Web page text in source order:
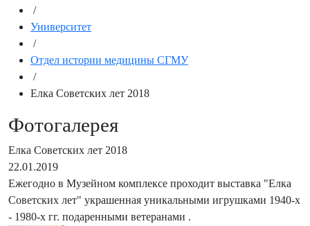
/
Университет
/
Отдел истории медицины СГМУ
/
Елка Советских лет 2018
Фотогалерея
Елка Советских лет 2018
22.01.2019
Ежегодно в Музейном комплексе проходит выставка "Елка
Советских лет" украшенная уникальными игрушками 1940-х
- 1980-х гг. подаренными ветеранами .